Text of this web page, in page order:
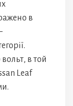
в
в той
Leaf